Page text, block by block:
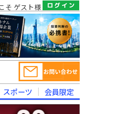
そ ゲスト様
スポーツ 会員限定